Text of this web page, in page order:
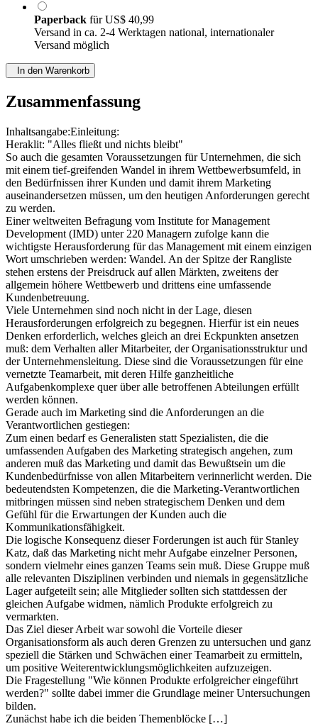
Paperback fürUS$ 40,99
Versand in ca. 2-4 Werktagen national, internationaler
Versand möglich
In den Warenkorb
Zusammenfassung
Inhaltsangabe:Einleitung:
Heraklit: "Alles fließt und nichts bleibt"
So auch die gesamten Voraussetzungen für Unternehmen, die sich
mit einem tief-greifenden Wandel in ihrem Wettbewerbsumfeld, in
den Bedürfnissen ihrer Kunden und damit ihrem Marketing
auseinandersetzen müssen, um den heutigen Anforderungen gerecht
zu werden.
Einer weltweiten Befragung vom Institute for Management
Development (IMD) unter 220 Managern zufolge kann die
wichtigste Herausforderung für das Management mit einem einzigen
Wort umschrieben werden: Wandel. An der Spitze der Rangliste
stehen erstens der Preisdruck auf allen Märkten, zweitens der
allgemein höhere Wettbewerb und drittens eine umfassende
Kundenbetreuung.
Viele Unternehmen sind noch nicht in der Lage, diesen
Herausforderungen erfolgreich zu begegnen. Hierfür ist ein neues
Denken erforderlich, welches gleich an drei Eckpunkten ansetzen
muß: dem Verhalten aller Mitarbeiter, der Organisationsstruktur und
der Unternehmensleitung. Diese sind die Voraussetzungen für eine
vernetzte Teamarbeit, mit deren Hilfe ganzheitliche
Aufgabenkomplexe quer über alle betroffenen Abteilungen erfüllt
werden können.
Gerade auch im Marketing sind die Anforderungen an die
Verantwortlichen gestiegen:
Zum einen bedarf es Generalisten statt Spezialisten, die die
umfassenden Aufgaben des Marketing strategisch angehen, zum
anderen muß das Marketing und damit das Bewußtsein um die
Kundenbedürfnisse von allen Mitarbeitern verinnerlicht werden. Die
bedeutendsten Kompetenzen, die die Marketing-Verantwortlichen
mitbringen müssen sind neben strategischem Denken und dem
Gefühl für die Erwartungen der Kunden auch die
Kommunikationsfähigkeit.
Die logische Konsequenz dieser Forderungen ist auch für Stanley
Katz, daß das Marketing nicht mehr Aufgabe einzelner Personen,
sondern vielmehr eines ganzen Teams sein muß. Diese Gruppe muß
alle relevanten Disziplinen verbinden und niemals in gegensätzliche
Lager aufgeteilt sein; alle Mitglieder sollten sich stattdessen der
gleichen Aufgabe widmen, nämlich Produkte erfolgreich zu
vermarkten.
Das Ziel dieser Arbeit war sowohl die Vorteile dieser
Organisationsform als auch deren Grenzen zu untersuchen und ganz
speziell die Stärken und Schwächen einer Teamarbeit zu ermitteln,
um positive Weiterentwicklungsmöglichkeiten aufzuzeigen.
Die Fragestellung "Wie können Produkte erfolgreicher eingeführt
werden?" sollte dabei immer die Grundlage meiner Untersuchungen
bilden.
Zunächst habe ich die beiden Themenblöcke […]